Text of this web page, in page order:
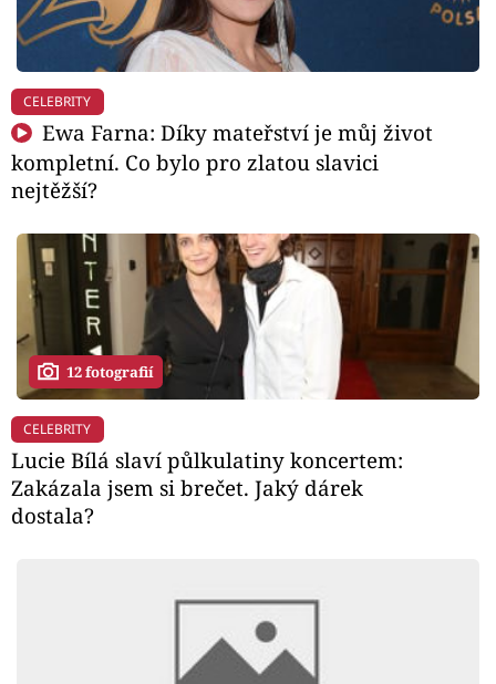
CELEBRITY
Ewa Farna: Díky mateřství je můj život
kompletní. Co bylo pro zlatou slavici
nejtěžší?
12 fotografií
CELEBRITY
Lucie Bílá slaví půlkulatiny koncertem:
Zakázala jsem si brečet. Jaký dárek
dostala?